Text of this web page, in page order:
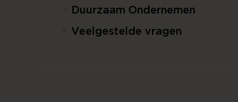
Duurzaam Ondernemen
Veelgestelde vragen